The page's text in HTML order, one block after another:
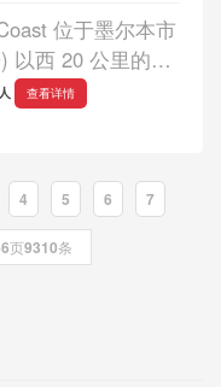
位于墨尔本市
以西 20 公里的
交通便利。住宅
然环境和时尚住
早晨...
查看详情
4 5 6 7
页9310条